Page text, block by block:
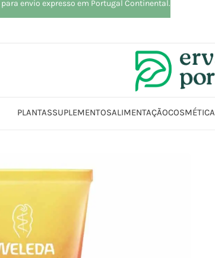
PLANTASSUPLEMENTOSALIMENTAÇÃOCOSMÉTICA
envio expresso em Portugal Continental.